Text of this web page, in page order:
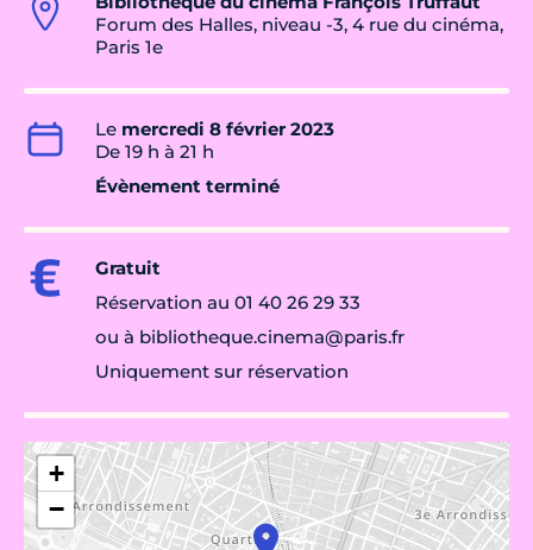
Forum des Halles, niveau -3, 4 rue du cinéma,
Paris 1e
Le mercredi 8 février 2023
De 19 h à 21 h
Évènement terminé
Gratuit
Réservation au 01 40 26 29 33
ou à bibliotheque.cinema@paris.fr
Uniquement sur réservation
+
−